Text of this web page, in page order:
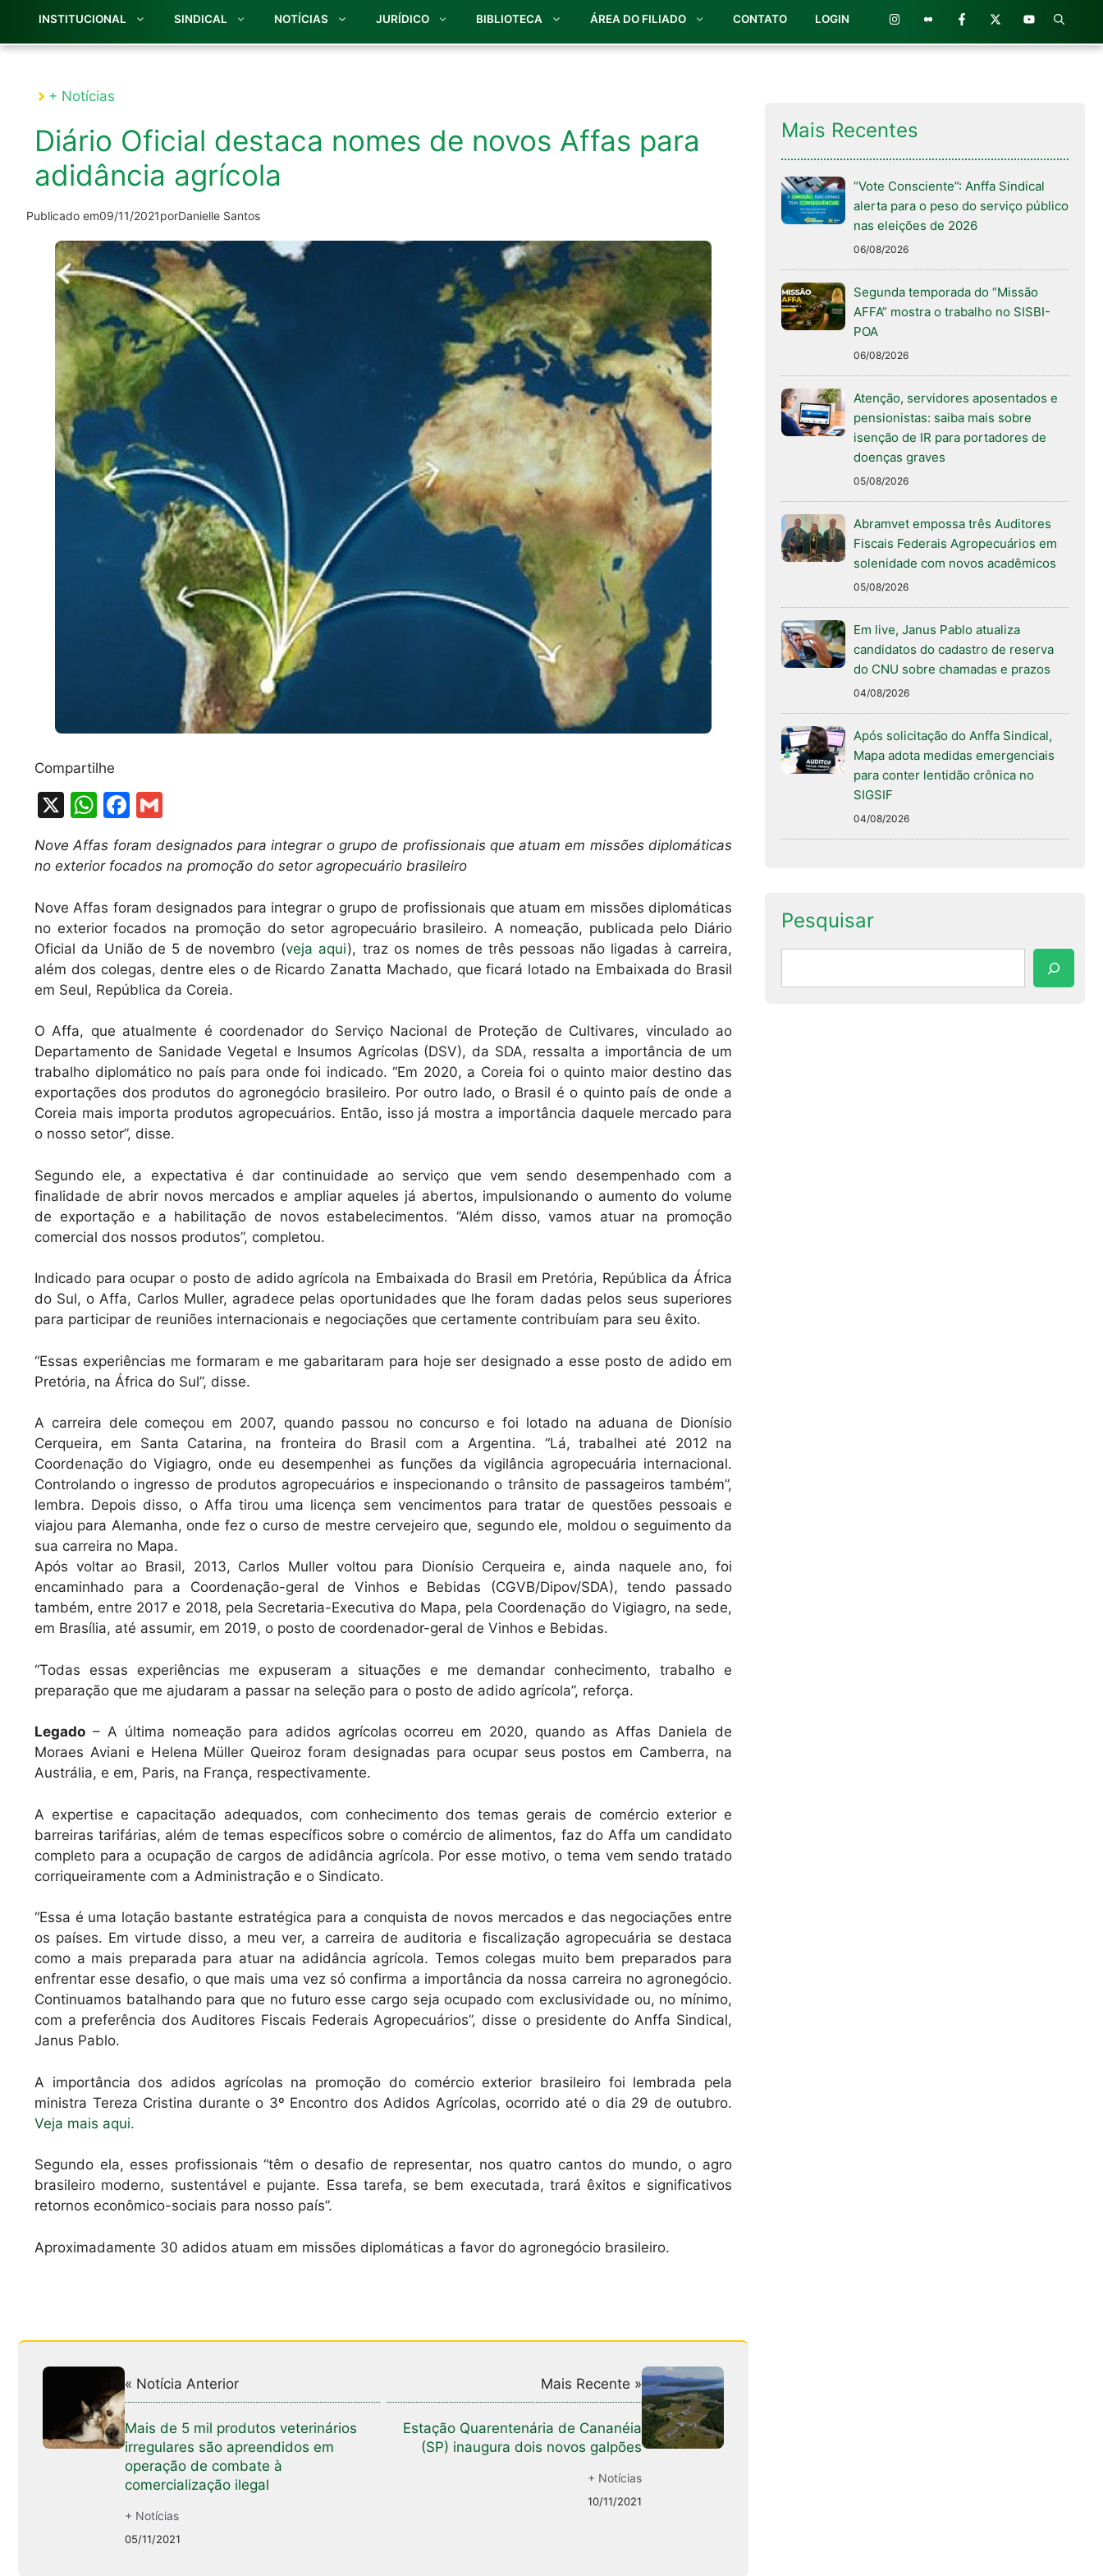
INSTITUCIONAL SINDICAL NOTÍCIAS JURÍDICO BIBLIOTECA ÁREA DO FILIADO CONTATO LOGIN
+ Notícias
Diário Oficial destaca nomes de novos Affas para
adidância agrícola
Publicado em09/11/2021porDanielle Santos
Compartilhe
X
W
at
A
p
p
F
c
b
o
o
k
m
ai
Nove Affas foram designados para integrar o grupo de profissionais que atuam em missões diplomáticas
no exterior focados na promoção do setor agropecuário brasileiro
Nove Affas foram designados para integrar o grupo de profissionais que atuam em missões diplomáticas
no exterior focados na promoção do setor agropecuário brasileiro. A nomeação, publicada pelo Diário
Oficial da União de 5 de novembro (veja aqui), traz os nomes de três pessoas não ligadas à carreira,
além dos colegas, dentre eles o de Ricardo Zanatta Machado, que ficará lotado na Embaixada do Brasil
em Seul, República da Coreia.
O Affa, que atualmente é coordenador do Serviço Nacional de Proteção de Cultivares, vinculado ao
Departamento de Sanidade Vegetal e Insumos Agrícolas (DSV), da SDA, ressalta a importância de um
trabalho diplomático no país para onde foi indicado. “Em 2020, a Coreia foi o quinto maior destino das
exportações dos produtos do agronegócio brasileiro. Por outro lado, o Brasil é o quinto país de onde a
Coreia mais importa produtos agropecuários. Então, isso já mostra a importância daquele mercado para
o nosso setor”, disse.
Segundo ele, a expectativa é dar continuidade ao serviço que vem sendo desempenhado com a
finalidade de abrir novos mercados e ampliar aqueles já abertos, impulsionando o aumento do volume
de exportação e a habilitação de novos estabelecimentos. “Além disso, vamos atuar na promoção
comercial dos nossos produtos”, completou.
Indicado para ocupar o posto de adido agrícola na Embaixada do Brasil em Pretória, República da África
do Sul, o Affa, Carlos Muller, agradece pelas oportunidades que lhe foram dadas pelos seus superiores
para participar de reuniões internacionais e negociações que certamente contribuíam para seu êxito.
“Essas experiências me formaram e me gabaritaram para hoje ser designado a esse posto de adido em
Pretória, na África do Sul”, disse.
A carreira dele começou em 2007, quando passou no concurso e foi lotado na aduana de Dionísio
Cerqueira, em Santa Catarina, na fronteira do Brasil com a Argentina. “Lá, trabalhei até 2012 na
Coordenação do Vigiagro, onde eu desempenhei as funções da vigilância agropecuária internacional.
Controlando o ingresso de produtos agropecuários e inspecionando o trânsito de passageiros também”,
lembra. Depois disso, o Affa tirou uma licença sem vencimentos para tratar de questões pessoais e
viajou para Alemanha, onde fez o curso de mestre cervejeiro que, segundo ele, moldou o seguimento da
sua carreira no Mapa.
Após voltar ao Brasil, 2013, Carlos Muller voltou para Dionísio Cerqueira e, ainda naquele ano, foi
encaminhado para a Coordenação-geral de Vinhos e Bebidas (CGVB/Dipov/SDA), tendo passado
também, entre 2017 e 2018, pela Secretaria-Executiva do Mapa, pela Coordenação do Vigiagro, na sede,
em Brasília, até assumir, em 2019, o posto de coordenador-geral de Vinhos e Bebidas.
“Todas essas experiências me expuseram a situações e me demandar conhecimento, trabalho e
preparação que me ajudaram a passar na seleção para o posto de adido agrícola”, reforça.
Legado – A última nomeação para adidos agrícolas ocorreu em 2020, quando as Affas Daniela de
Moraes Aviani e Helena Müller Queiroz foram designadas para ocupar seus postos em Camberra, na
Austrália, e em, Paris, na França, respectivamente.
A expertise e capacitação adequados, com conhecimento dos temas gerais de comércio exterior e
barreiras tarifárias, além de temas específicos sobre o comércio de alimentos, faz do Affa um candidato
completo para a ocupação de cargos de adidância agrícola. Por esse motivo, o tema vem sendo tratado
corriqueiramente com a Administração e o Sindicato.
“Essa é uma lotação bastante estratégica para a conquista de novos mercados e das negociações entre
os países. Em virtude disso, a meu ver, a carreira de auditoria e fiscalização agropecuária se destaca
como a mais preparada para atuar na adidância agrícola. Temos colegas muito bem preparados para
enfrentar esse desafio, o que mais uma vez só confirma a importância da nossa carreira no agronegócio.
Continuamos batalhando para que no futuro esse cargo seja ocupado com exclusividade ou, no mínimo,
com a preferência dos Auditores Fiscais Federais Agropecuários”, disse o presidente do Anffa Sindical,
Janus Pablo.
A importância dos adidos agrícolas na promoção do comércio exterior brasileiro foi lembrada pela
ministra Tereza Cristina durante o 3º Encontro dos Adidos Agrícolas, ocorrido até o dia 29 de outubro.
Veja mais aqui.
Segundo ela, esses profissionais “têm o desafio de representar, nos quatro cantos do mundo, o agro
brasileiro moderno, sustentável e pujante. Essa tarefa, se bem executada, trará êxitos e significativos
retornos econômico-sociais para nosso país”.
Aproximadamente 30 adidos atuam em missões diplomáticas a favor do agronegócio brasileiro.
« Notícia Anterior
Mais de 5 mil produtos veterinários
irregulares são apreendidos em
operação de combate à
comercialização ilegal
+ Notícias
05/11/2021
Mais Recente »
Estação Quarentenária de Cananéia
(SP) inaugura dois novos galpões
+ Notícias
10/11/2021
Mais Recentes
“Vote Consciente”: Anffa Sindical
alerta para o peso do serviço público
nas eleições de 2026
06/08/2026
Segunda temporada do “Missão
AFFA” mostra o trabalho no SISBI-
POA
06/08/2026
Atenção, servidores aposentados e
pensionistas: saiba mais sobre
isenção de IR para portadores de
doenças graves
05/08/2026
Abramvet empossa três Auditores
Fiscais Federais Agropecuários em
solenidade com novos acadêmicos
05/08/2026
Em live, Janus Pablo atualiza
candidatos do cadastro de reserva
do CNU sobre chamadas e prazos
04/08/2026
Após solicitação do Anffa Sindical,
Mapa adota medidas emergenciais
para conter lentidão crônica no
SIGSIF
04/08/2026
Pesquisar